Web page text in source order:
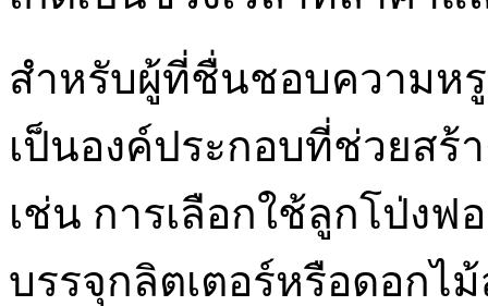
สำหรับผู้ที่ชื่นชอบความห
เป็นองค์ประกอบที่ช่วยสร้
เช่น การเลือกใช้ลูกโป่งฟ
บรรจุกลิตเตอร์หรือดอกไ